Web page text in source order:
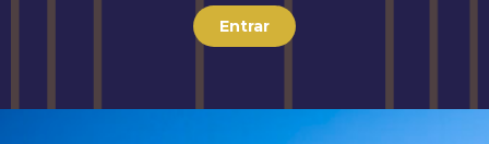
Entrar